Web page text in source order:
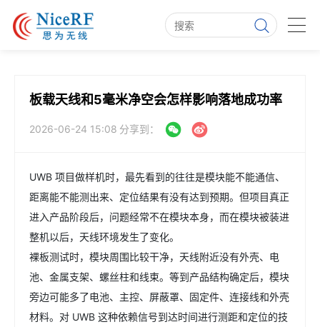
板载天线和5毫米净空会怎样影响落地成功率
2026-06-24 15:08 分享到：
UWB 项目做样机时，最先看到的往往是模块能不能通信、
距离能不能测出来、定位结果有没有达到预期。但项目真正
进入产品阶段后，问题经常不在模块本身，而在模块被装进
整机以后，天线环境发生了变化。
裸板测试时，模块周围比较干净，天线附近没有外壳、电
池、金属支架、螺丝柱和线束。等到产品结构确定后，模块
旁边可能多了电池、主控、屏蔽罩、固定件、连接线和外壳
材料。对 UWB 这种依赖信号到达时间进行测距和定位的技